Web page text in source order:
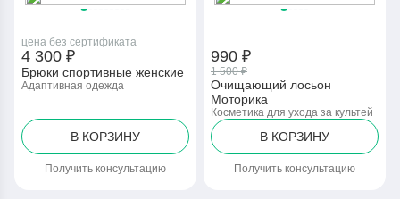
цена без сертификата
4 300 ₽
Брюки спортивные женские
Адаптивная одежда
В КОРЗИНУ
Получить консультацию
990 ₽
1 500 ₽
Очищающий лосьон
Моторика
Косметика для ухода за культей
В КОРЗИНУ
Получить консультацию